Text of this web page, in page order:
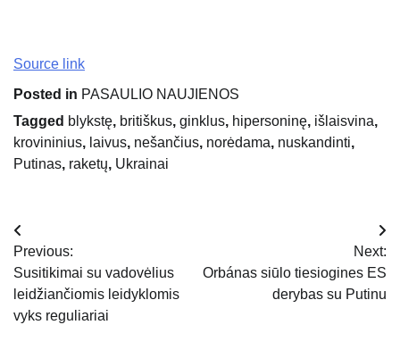
Source link
Posted in PASAULIO NAUJIENOS
Tagged blykstę, britiškus, ginklus, hipersoninę, išlaisvina,
krovininius, laivus, nešančius, norėdama, nuskandinti,
Putinas, raketų, Ukrainai
Navigacija
tarp
įrašų
Previous:
Susitikimai su vadovėlius
leidžiančiomis leidyklomis
vyks reguliariai
Next:
Orbánas siūlo tiesiogines ES
derybas su Putinu